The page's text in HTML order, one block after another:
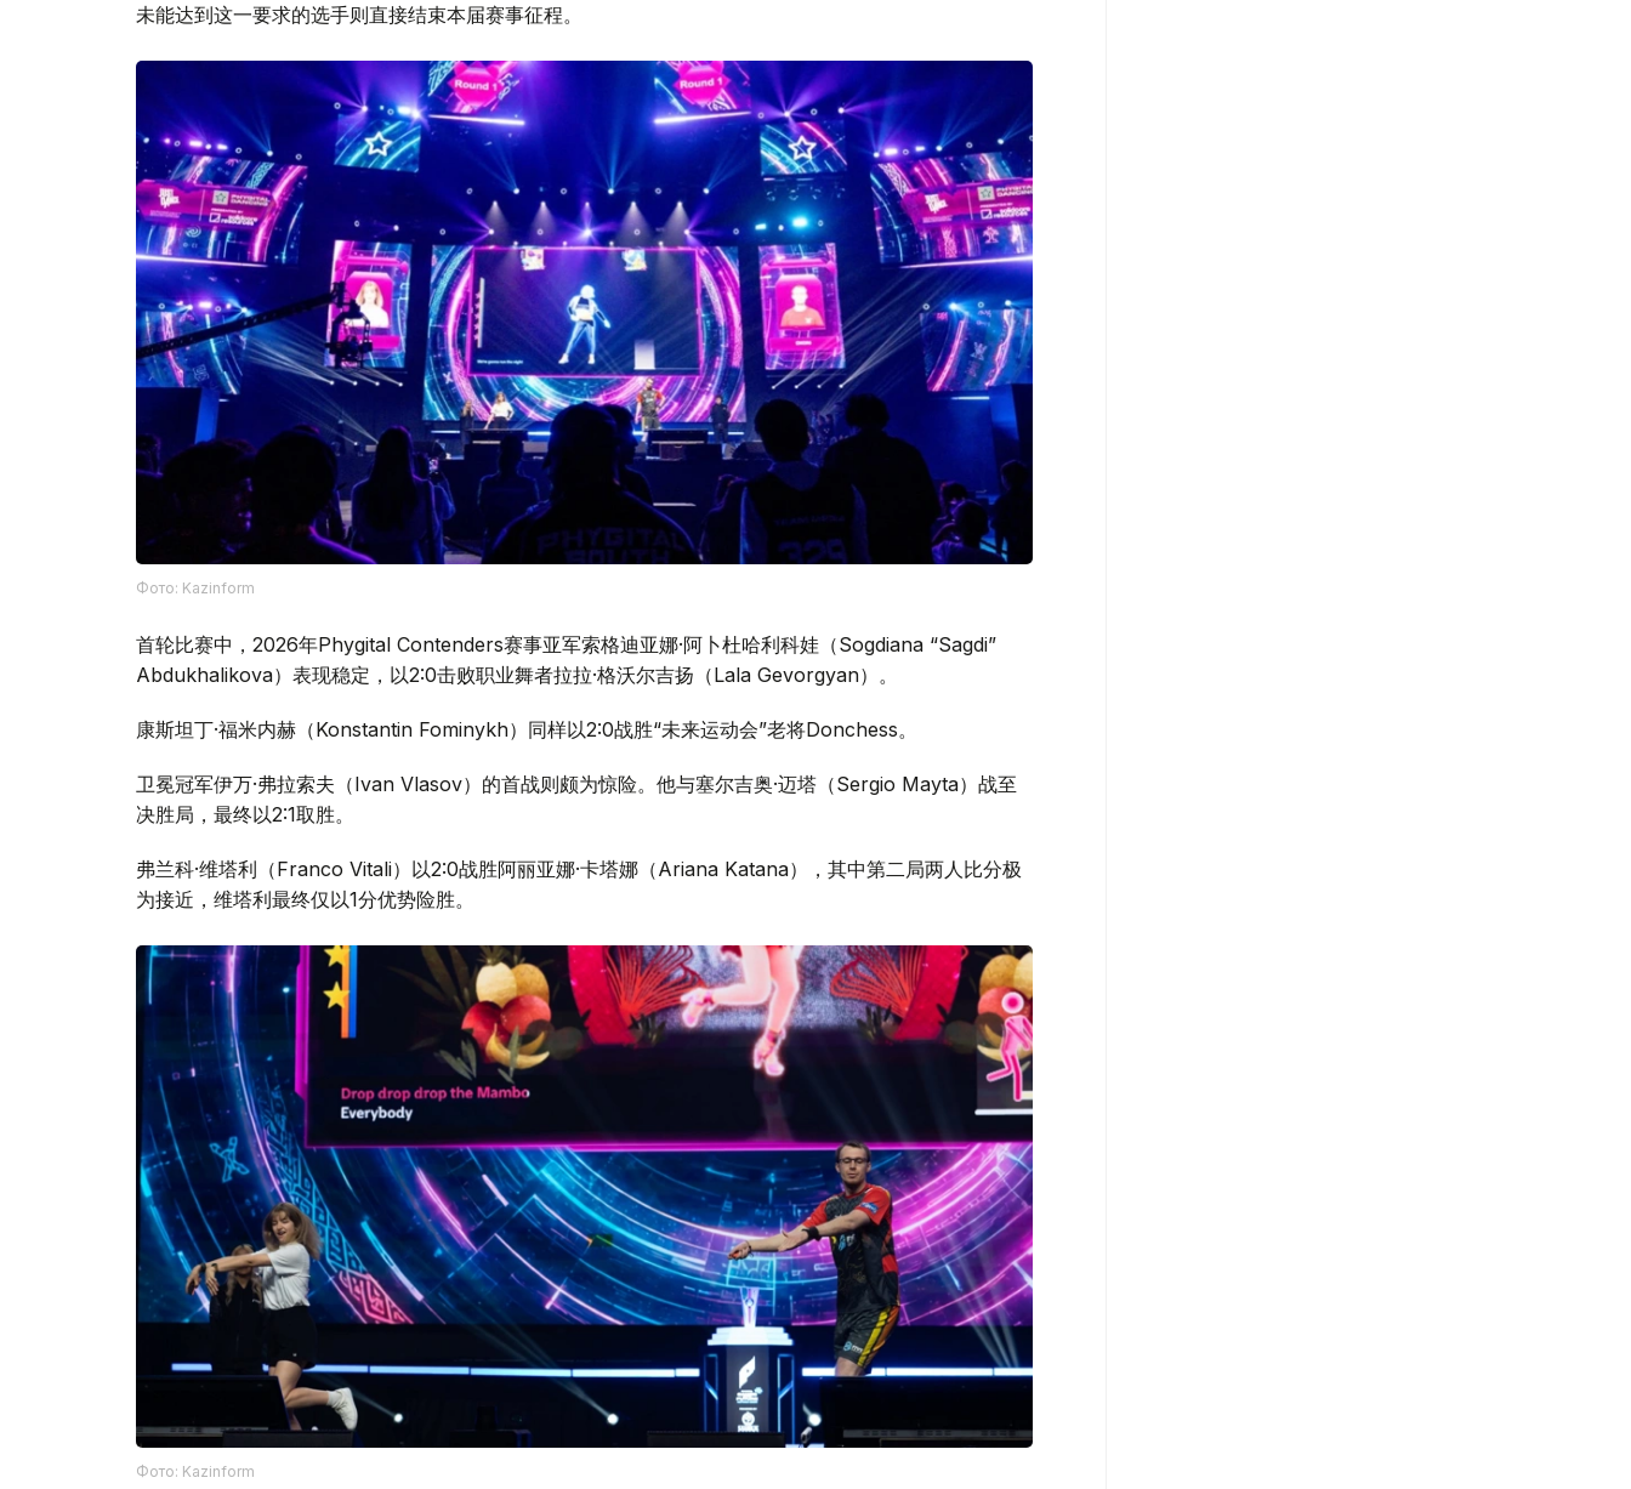
未能达到这一要求的选手则直接结束本届赛事征程。
Фото: Kazinform
首轮比赛中，2026年Phygital Contenders赛事亚军索格迪亚娜·阿卜杜哈利科娃（Sogdiana “Sagdi”
Abdukhalikova）表现稳定，以2:0击败职业舞者拉拉·格沃尔吉扬（Lala Gevorgyan）。
康斯坦丁·福米内赫（Konstantin Fominykh）同样以2:0战胜“未来运动会”老将Donchess。
卫冕冠军伊万·弗拉索夫（Ivan Vlasov）的首战则颇为惊险。他与塞尔吉奥·迈塔（Sergio Mayta）战至
决胜局，最终以2:1取胜。
弗兰科·维塔利（Franco Vitali）以2:0战胜阿丽亚娜·卡塔娜（Ariana Katana），其中第二局两人比分极
为接近，维塔利最终仅以1分优势险胜。
Фото: Kazinform